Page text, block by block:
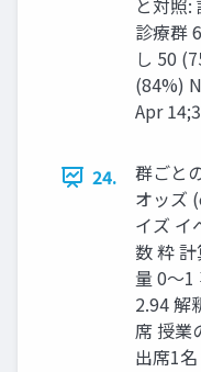
と対照:
診療群
し 50
(84%)
Apr
24.
群ごと
オッズ
イズ イ
数 粋
量 0〜
2.94 解
席 授業
出席1